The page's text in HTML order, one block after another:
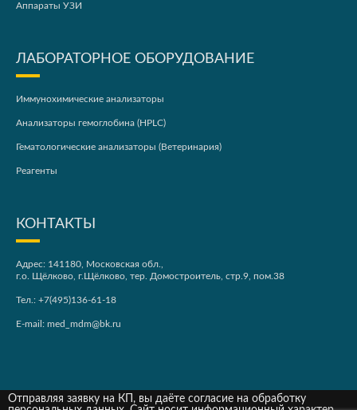
Аппараты УЗИ
ЛАБОРАТОРНОЕ ОБОРУДОВАНИЕ
Иммунохимические анализаторы
Анализаторы гемоглобина (HPLC)
Гематологические анализаторы (Ветеринария)
Реагенты
КОНТАКТЫ
Адрес: 141180, Московская обл.,
г.о. Щёлково, г.Щёлково, тер. Домостроитель, стр.9, пом.38
Тел.: +7(495)136-61-18
E-mail: med_mdm@bk.ru
Отправляя заявку на КП, вы даёте согласие на обработку